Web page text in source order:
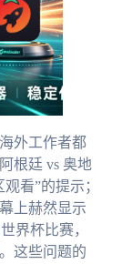
外工作者都
根廷 vs 奥地
看”的提示；
上赫然显示
界杯比赛，
这些问题的